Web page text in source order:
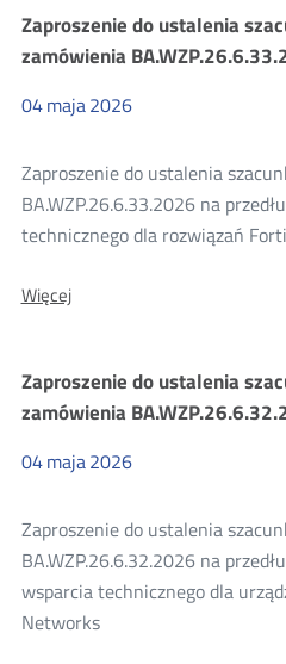
szacunkowej
wartości
zamówienia
Zaproszenie do ustalenia
zamówienia
04maja2026
Zaproszenie do ustalenia
BA.WZP.26.6.33.2026 na
technicznego dla rozwiązań
WięcejO:
szacunkowej
wartości
zamówienia
Zaproszenie do ustalenia
zamówienia
04maja2026
Zaproszenie do ustalenia
BA.WZP.26.6.32.2026 na
wsparcia technicznego dla
Networks